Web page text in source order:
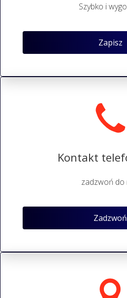
Szybko i
Zapisz
Kontakt
zadzwoń do
Zadzwoń